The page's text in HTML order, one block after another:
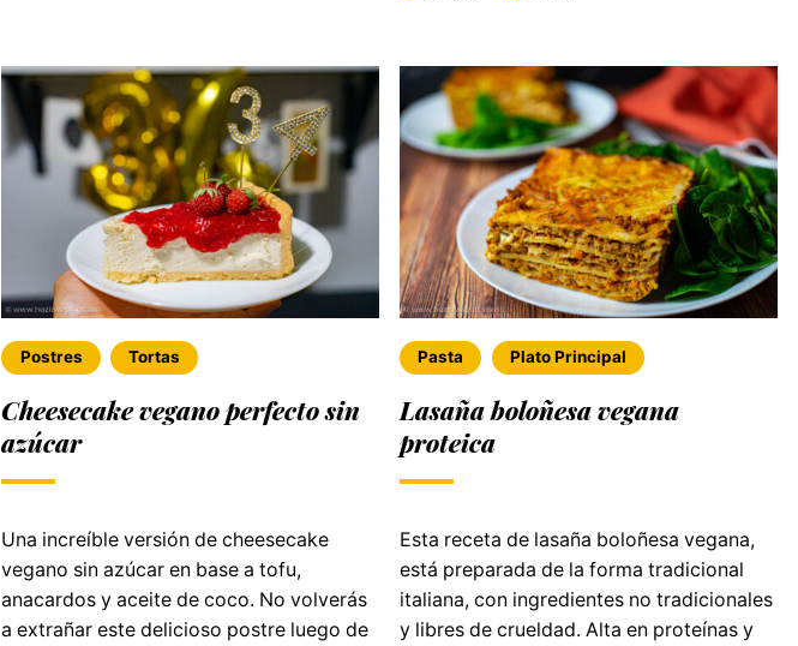
Postres Tortas
Cheesecake vegano perfecto sin
azúcar
Una increíble versión de cheesecake
vegano sin azúcar en base a tofu,
anacardos y aceite de coco. No volverás
a extrañar este delicioso postre luego de
Pasta Plato Principal
Lasaña boloñesa vegana
proteica
Esta receta de lasaña boloñesa vegana,
está preparada de la forma tradicional
italiana, con ingredientes no tradicionales
y libres de crueldad. Alta en proteínas y